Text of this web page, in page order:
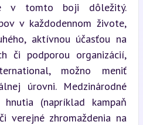
v tomto boji dôležitý.
v každodennom živote,
aktívnou účasťou na
či podporou organizácií,
možno meniť
úrovni. Medzinárodné
(napríklad kampaň
verejné zhromaždenia na